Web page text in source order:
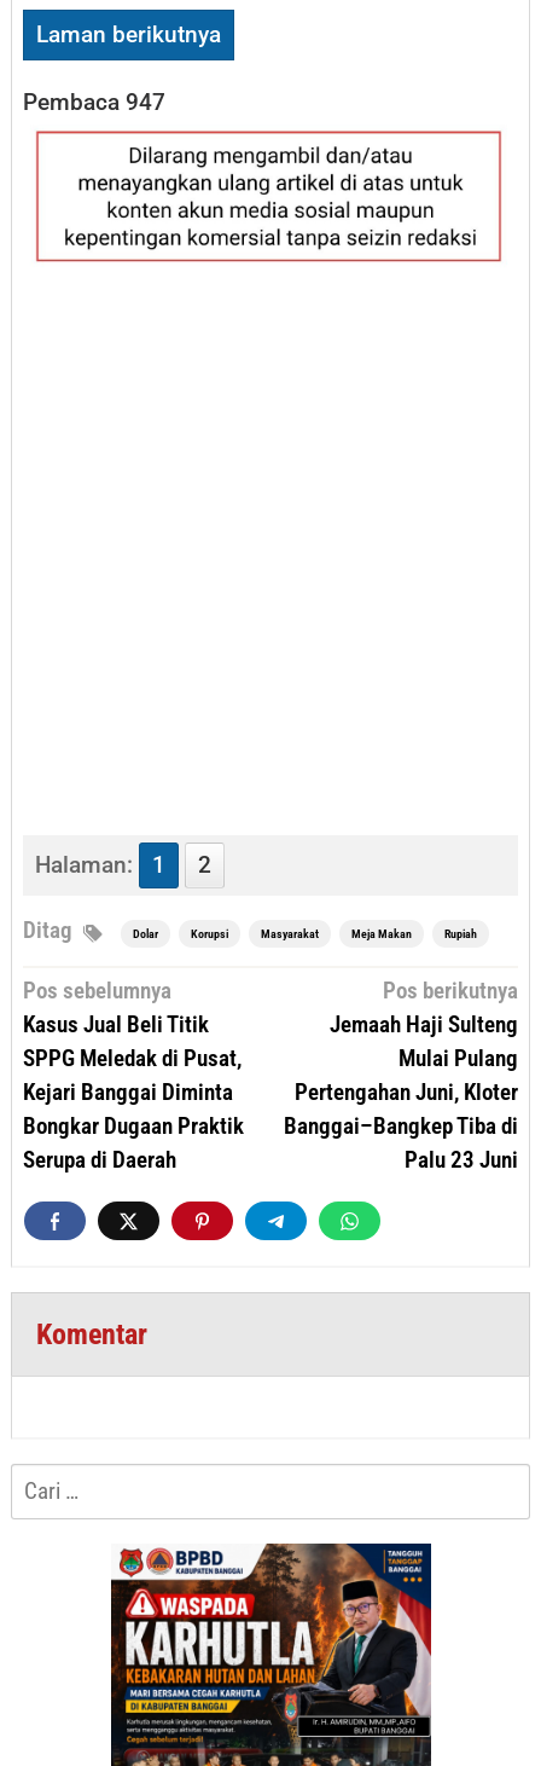
Laman berikutnya
Pembaca 947
Halaman: 1 2
Ditag Dolar Korupsi Masyarakat Meja Makan Rupiah
Navigasi
Pos sebelumnya
Kasus Jual Beli Titik
SPPG Meledak di Pusat,
Kejari Banggai Diminta
Bongkar Dugaan Praktik
Serupa di Daerah
Pos berikutnya
Jemaah Haji Sulteng
Mulai Pulang
Pertengahan Juni, Kloter
Banggai–Bangkep Tiba di
Palu 23 Juni
Komentar
Cari
untuk: